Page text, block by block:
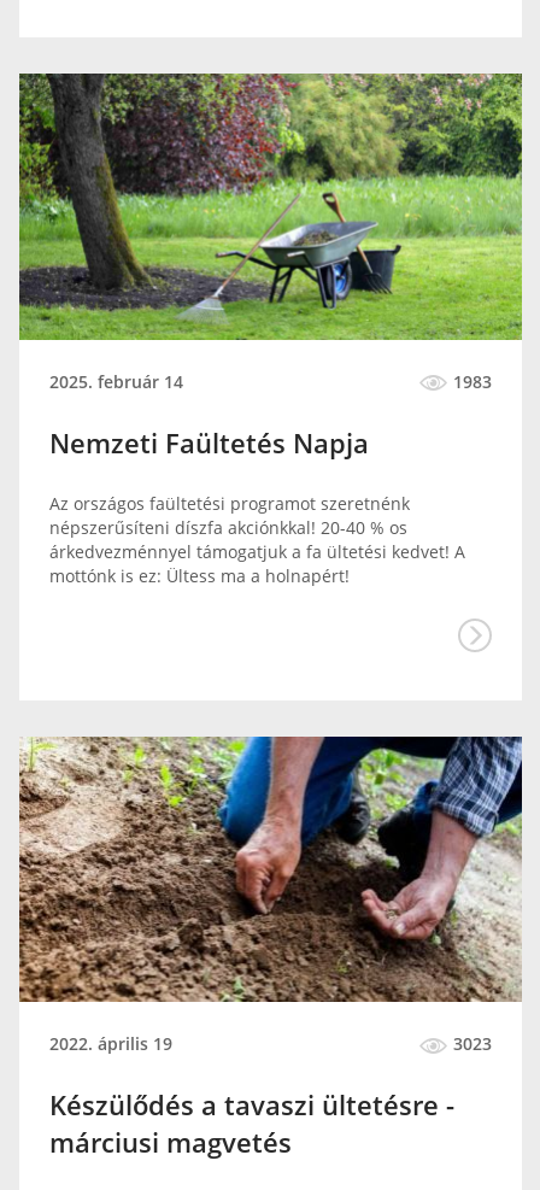
2025. február 14 1983
Nemzeti Faültetés Napja
Az országos faültetési programot szeretnénk
népszerűsíteni díszfa akciónkkal! 20-40 % os
árkedvezménnyel támogatjuk a fa ültetési kedvet! A
mottónk is ez: Ültess ma a holnapért!
2022. április 19 3023
Készülődés a tavaszi ültetésre -
márciusi magvetés